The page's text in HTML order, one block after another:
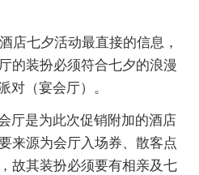
店七夕活动最直接的信息，
的装扮必须符合七夕的浪漫
对（宴会厅）。
厅是为此次促销附加的酒店
来源为会厅入场券、散客点
故其装扮必须要有相亲及七